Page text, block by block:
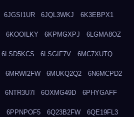
6JGSI1UR 6JQL3WKJ 6K3EBPX1
6KOOILKY 6KPMGXPJ 6LGMA8OZ
6LSD5KCS 6LSGIF7V 6MC7XUTQ
6MRWI2FW 6MUKQ2Q2 6N6MCPD2
6NTR3U7I 6OXMG49D 6PHYGAFF
6PPNPOF5 6Q23B2FW 6QE19FL3